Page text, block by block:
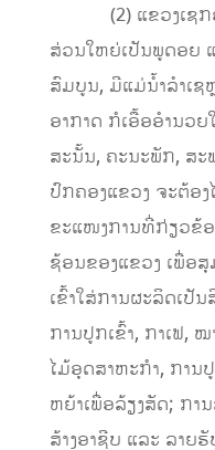
(2) ແຂວງເຊກອ
ສ່ວນໃຫຍ່ເປັນພູດອຍ
ສົມບູນ, ມີແມ່ນໍ້າລໍາເ
ອາກາດ ກໍເອື້ອອໍານວ
ສະນັ້ນ, ຄະນະພັກ, ສະ
ປົກຄອງແຂວງ ຈະຕ້ອ
ຂະແໜງການທີ່ກ່ຽວຂ້ອ
ຊ້ອນຂອງແຂວງ ເພື່ອ
ເຂົ້າໃສ່ການຜະລິດເປັ
ການປູກເຂົ້າ, ກາເຟ,
ໄມ້ອຸດສາຫະກໍາ, ກາ
ຫຍ້າເພື່ອລ້ຽງສັດ; ກາ
ສ້າງອາຊີບ ແລະ ລາ